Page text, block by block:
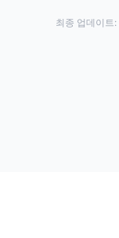
최종 업데이트: